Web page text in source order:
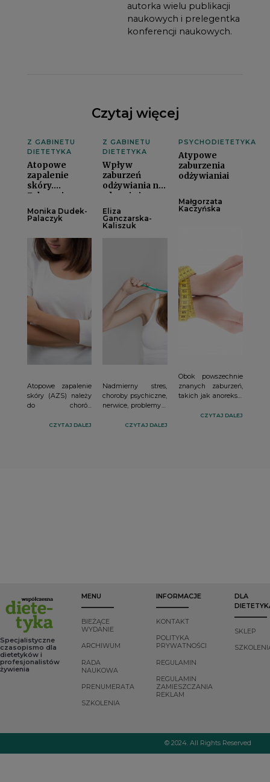
autorka wielu publikacji
naukowych i prelegentka
konferencji naukowych.
Czytaj więcej
Z GABINETU
DIETETYKA
Atopowe
zapalenie
skóry.
Zalecenia
dietetycznei
Monika Dudek-
Palaczyk
Atopowe zapalenie
skóry (AZS) należy
do chorób
często nawracającą
CZYTAJ DALEJ
Z GABINETU
DIETETYKA
Wpływ
zaburzeń
odżywiania na
zdrowie jamy
ustneji
Eliza
Ganczarska-
Kaliszuk
Nadmierny stres,
choroby psychiczne,
nerwice, problemy z
swojego ciała
CZYTAJ DALEJ
PSYCHODIETETYKA
Atypowe
zaburzenia
odżywianiai
Małgorzata
Kaczyńska
Obok powszechnie
znanych zaburzeń,
takich jak anoreksja
pojawiają się nowe,
CZYTAJ DALEJ
Specjalistyczne
czasopismo dla
dietetyków i
profesjonalistów
żywienia
MENU
BIEŻĄCE
WYDANIE
ARCHIWUM
RADA
NAUKOWA
PRENUMERATA
SZKOLENIA
INFORMACJE
KONTAKT
POLITYKA
PRYWATNOŚCI
REGULAMIN
REGULAMIN
ZAMIESZCZANIA
REKLAM
DLA
SKLEP
© 2024. All Rights Reserved